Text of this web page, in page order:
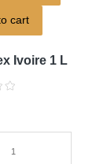
cart
Ivoire 1 L